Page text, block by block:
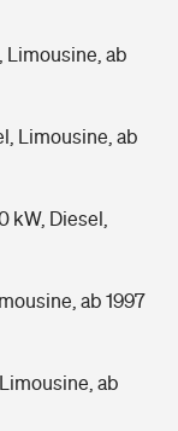
Limousine, ab
Limousine, ab
kW, Diesel,
ab 1997
ab